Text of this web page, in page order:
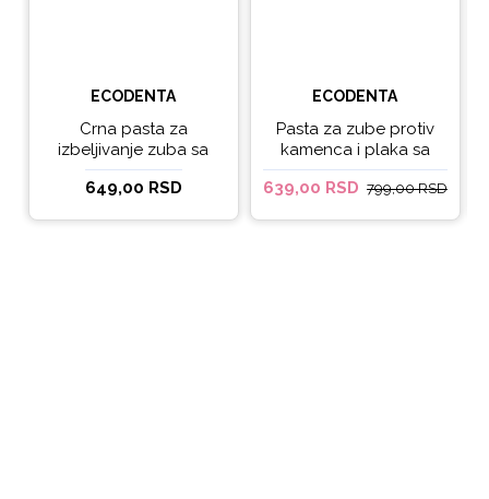
ECODENTA
Crna pasta za
izbeljivanje zuba sa
ukusom narandže
Ecodenta 100 ml
649,00 RSD
ECODENTA
Pasta za zube protiv
kamenca i plaka sa
kokosovim uljem
Ecodenta ORGANIC
639,00 RSD 799,00 RSD